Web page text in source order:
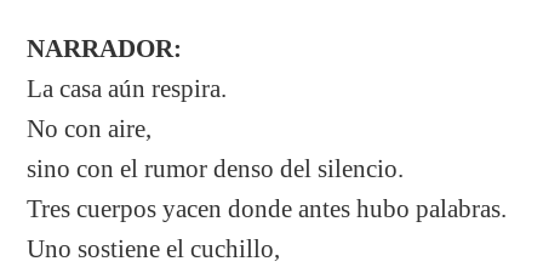
NARRADOR:
La casa aún respira.
No con aire,
sino con el rumor denso del silencio.
Tres cuerpos yacen donde antes hubo palabras.
Uno sostiene el cuchillo,